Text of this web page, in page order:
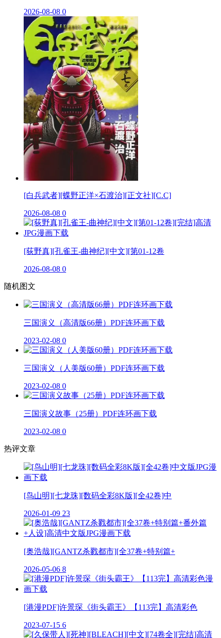
2026-08-08 0
[白兵武者][蝶野正洋×石渡治][正文社][C.C]
2026-08-08 0
[荻野真][孔雀王-曲神纪][中文][第01-12卷
2026-08-08 0
随机图文
三国演义（高清版66册）PDF连环画下载
2023-02-08 0
三国演义（人美版60册）PDF连环画下载
2023-02-08 0
三国演义故事（25册）PDF连环画下载
2023-02-08 0
热评文章
[鸟山明][七龙珠][数码全彩8K版][全42卷]中
2026-01-09 23
[奥浩哉][GANTZ杀戮都市][全37卷+特别篇+
2026-05-06 8
[港漫PDF]许景琛《街头霸王》【113完】高清彩色
2023-07-15 6